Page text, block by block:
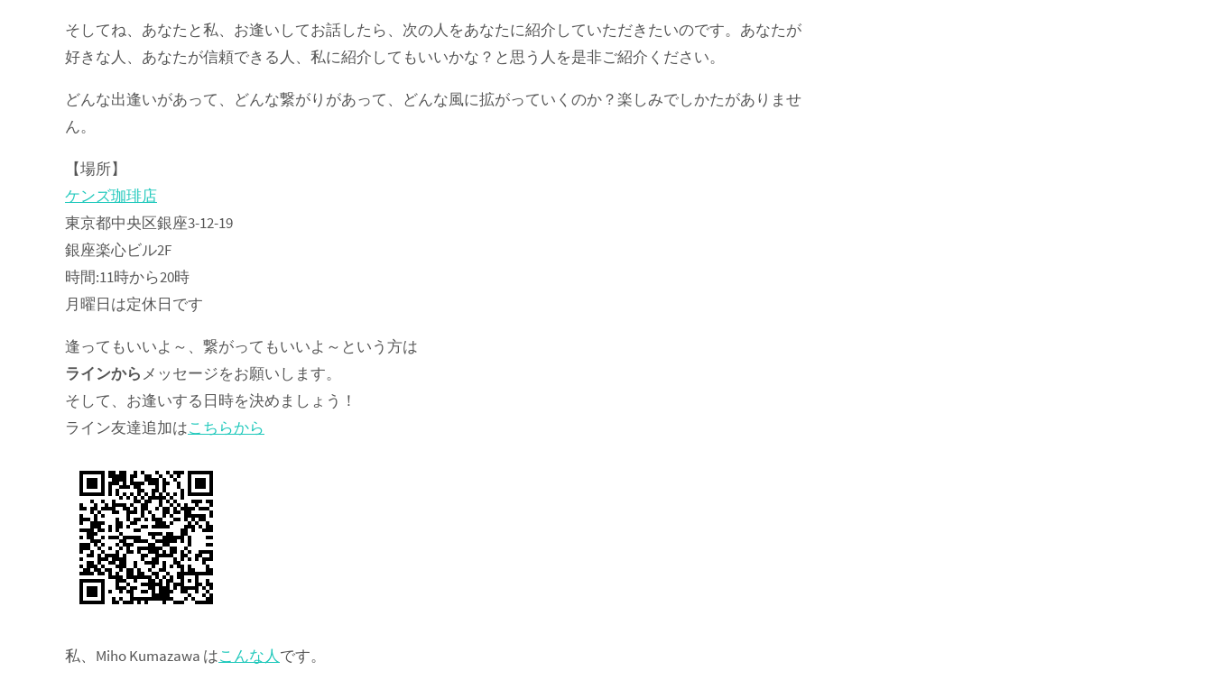
そしてね、あなたと私、お逢いしてお話したら、次の人をあなたに紹介していただきたいのです。あなたが
好きな人、あなたが信頼できる人、私に紹介してもいいかな？と思う人を是非ご紹介ください。
どんな出逢いがあって、どんな繋がりがあって、どんな風に拡がっていくのか？楽しみでしかたがありませ
ん。
【場所】
ケンズ珈琲店
東京都中央区銀座3-12-19
銀座楽心ビル2F
時間:11時から20時
月曜日は定休日です
逢ってもいいよ～、繋がってもいいよ～という方は
ラインからメッセージをお願いします。
そして、お逢いする日時を決めましょう！
ライン友達追加はこちらから
私、Miho Kumazawa はこんな人です。